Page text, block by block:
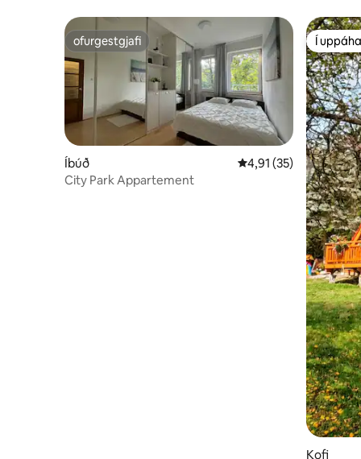
ofurgestgjafi
ofurgestgjafi
Íbúð 4,91 af 5 í
4,91 (35)
City Park Appartement
Í
Í
Kofi